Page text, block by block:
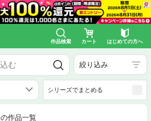
作品検索 カート はじめての方へ
絞り込み
シリーズでまとめる
の作品一覧